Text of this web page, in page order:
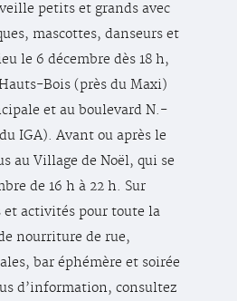
petits et grands avec
mascottes, danseurs et
le 6 décembre dès 18 h,
Bois (près du Maxi)
et au boulevard N.-
IGA). Avant ou après le
au Village de Noël, qui se
de 16 h à 22 h. Sur
activités pour toute la
nourriture de rue,
bar éphémère et soirée
d’information, consultez